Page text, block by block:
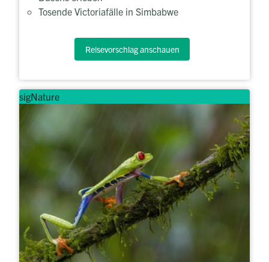
Tosende Victoriafälle in Simbabwe
Reisevorschlag anschauen
sigNature